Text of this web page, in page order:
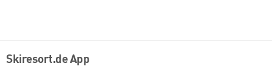
Skiresort.de App